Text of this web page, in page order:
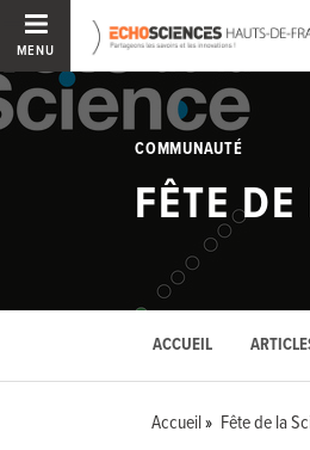
MENU
COMMUNAUTÉ
FÊTE
ACCUEIL
Accueil Fête de la